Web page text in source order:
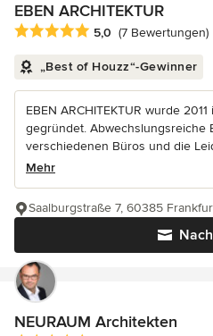
EBEN ARCHITEKTUR
Durchschnittliche Bewertung: 5
5,0 (7 Bewertungen)
„Best of Houzz“-Gewinner
EBEN ARCHITEKTUR wurde
gegründet. Abwechslungsreiche
verschiedenen Büros und die
Mehr
Saalburgstraße 7, 60385
NEURAUM Architekten